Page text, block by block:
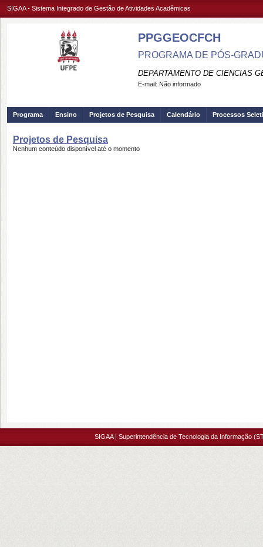
SIGAA - Sistema Integrado de Gestão de Atividades Acadêmicas
PPGGEOCFCH
PROGRAMA DE PÓS-
DEPARTAMENTO DE CIENCIAS
E-mail: Não informado
Programa Ensino Projetos de Pesquisa Calendário Processos
Projetos de Pesquisa
Nenhum conteúdo disponível até o momento
SIGAA | Superintendência de Tecnologia da Informação